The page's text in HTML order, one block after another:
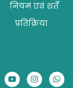
नियम एवं शर्तें
प्रतिक्रिया